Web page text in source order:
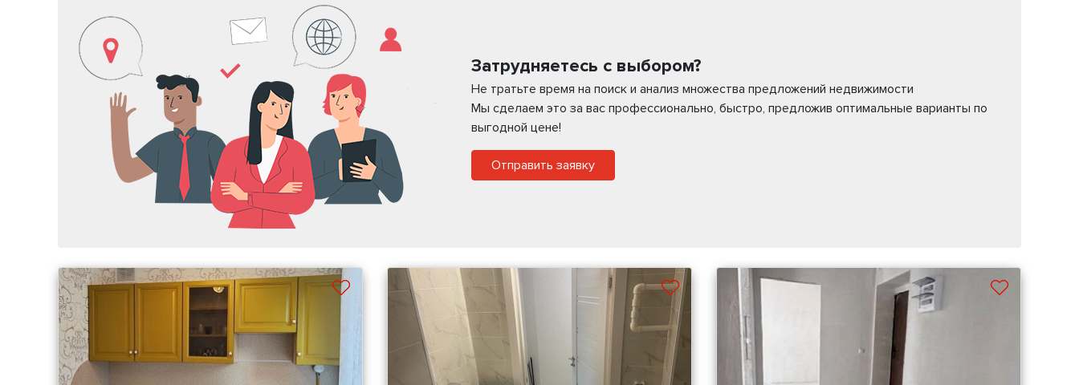
Затрудняетесь с выбором?
Не тратьте время на поиск и анализ множества предложений недвижимости
Мы сделаем это за вас профессионально, быстро, предложив оптимальные варианты по
выгодной цене!
Отправить заявку